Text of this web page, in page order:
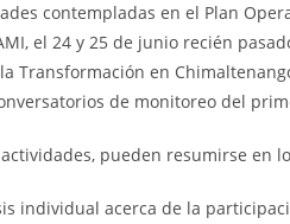
contempladas en el Plan
el 24 y 25 de junio recién
Transformación en
de monitoreo del
pueden resumirse en
individual acerca de la